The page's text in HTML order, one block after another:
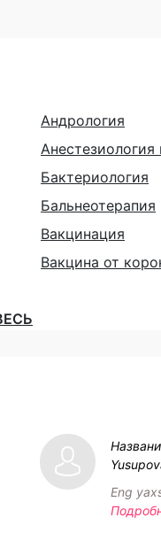
Андрология
Бактериология
Бальнеотерапия
Вакцинация
Вакцина от
Eng